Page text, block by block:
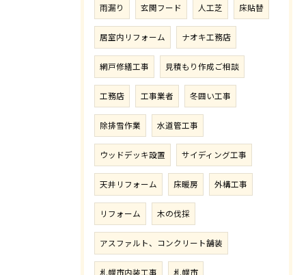
雨漏り 玄関フード 人工芝 床貼替
居室内リフォーム ナオキ工務店
網戸修繕工事 見積もり作成ご相談
工務店 工事業者 冬囲い工事
除排雪作業 水道管工事
ウッドデッキ設置 サイディング工事
天井リフォーム 床暖房 外構工事
リフォーム 木の伐採
アスファルト、コンクリート舗装
札幌市内装工事 札幌市